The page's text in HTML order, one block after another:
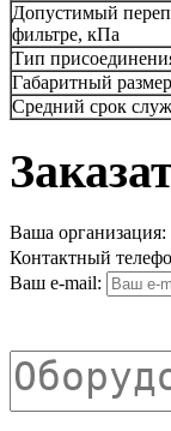
Допустимый
фильтре, кПа
Тип
Габаритный
Средний срок
Ваша организация:
Контактный
Ваш e-mail: